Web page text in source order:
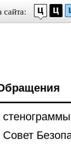
сайта:
Совет